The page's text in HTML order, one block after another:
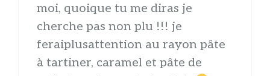
moi, quoique tu me diras je
cherche pas non plu !!! je
feraiplusattention au rayon pâte
à tartiner, caramel et pâte de